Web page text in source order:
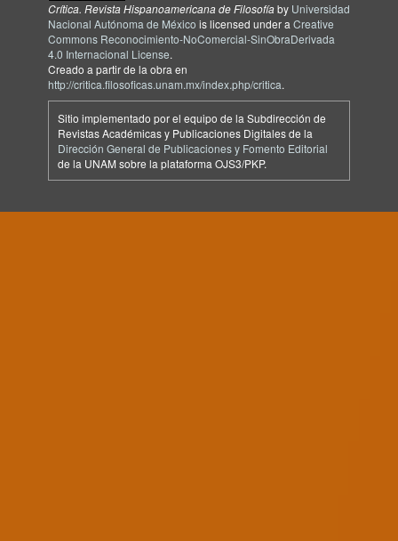
Crítica. Revista Hispanoamericana de Filosofíaby Universidad
Nacional Autónoma de México is licensed under a Creative
Commons Reconocimiento-NoComercial-SinObraDerivada
4.0 Internacional License.
Creado a partir de la obra en
http://critica.filosoficas.unam.mx/index.php/critica.
Sitio implementado por el equipo de la Subdirección de
Revistas Académicas y Publicaciones Digitales de la
Dirección General de Publicaciones y Fomento Editorial
de la UNAM sobre la plataforma OJS3/PKP.